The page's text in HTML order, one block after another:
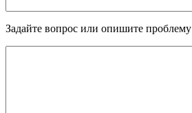
Задайте вопрос или опишите проблему